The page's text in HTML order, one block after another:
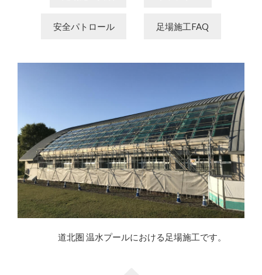
安全パトロール 足場施工FAQ
道北圏 温水プールにおける足場施工です。